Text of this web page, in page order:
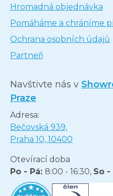
Hromadná objednávka
Pomáháme a chráníme
Ochrana osobních údajů
Partneři
Navštivte nás v
Praze
Adresa:
Bečovská 939,
Praha 10, 10400
Otevírací doba
Po - Pá: 8:00 - 16:30, So -